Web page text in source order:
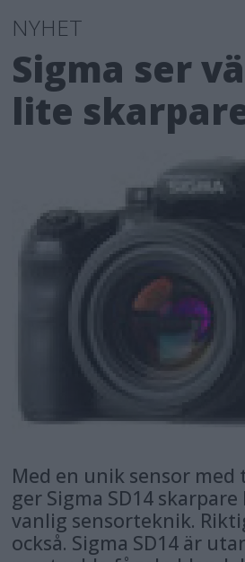
NYHET
Sigma ser
lite
Med en unik sensor
ger Sigma SD14
vanlig sensorteknik.
också. Sigma SD14 är